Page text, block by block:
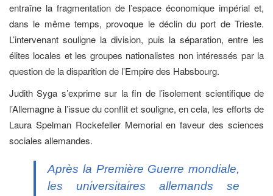
entraîne la fragmentation de l’espace économique impérial et,
dans le même temps, provoque le déclin du port de Trieste.
L’intervenant souligne la division, puis la séparation, entre les
élites locales et les groupes nationalistes non intéressés par la
question de la disparition de l’Empire des Habsbourg.
Judith Syga s’exprime sur la fin de l’isolement scientifique de
l’Allemagne à l’issue du conflit et souligne, en cela, les efforts de
Laura Spelman Rockefeller Memorial en faveur des sciences
sociales allemandes.
Après la Première Guerre mondiale,
les universitaires allemands se